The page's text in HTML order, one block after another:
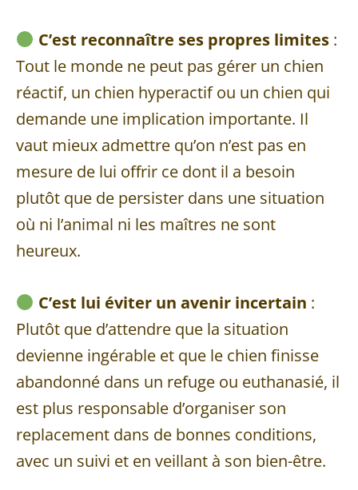
C’est reconnaître ses propres limites:
Tout le monde ne peut pas gérer un chien
réactif, un chien hyperactif ou un chien qui
demande une implication importante. Il
vaut mieux admettre qu’on n’est pas en
mesure de lui offrir ce dont il a besoin
plutôt que de persister dans une situation
où ni l’animal ni les maîtres ne sont
heureux.
C’est lui éviter un avenir incertain :
Plutôt que d’attendre que la situation
devienne ingérable et que le chien finisse
abandonné dans un refuge ou euthanasié, il
est plus responsable d’organiser son
replacement dans de bonnes conditions,
avec un suivi et en veillant à son bien-être.